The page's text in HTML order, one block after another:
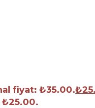
fiyat: ₺35.00.₺